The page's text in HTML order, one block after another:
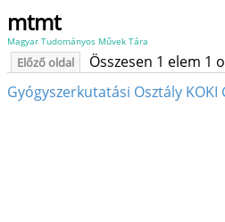
mtmt
Magyar Tudományos Művek Tára
Előző oldal
Összesen 1 elem 1
Gyógyszerkutatási Osztály KOKI